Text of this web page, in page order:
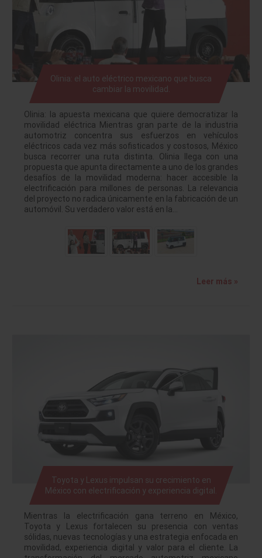
Olinia: el auto eléctrico mexicano que busca
cambiar la movilidad.
Olinia: la apuesta mexicana que quiere democratizar la
movilidad eléctrica Mientras gran parte de la industria
automotriz concentra sus esfuerzos en vehículos
eléctricos cada vez más sofisticados y costosos, México
busca recorrer una ruta distinta. Olinia llega con una
propuesta que apunta directamente a uno de los grandes
desafíos de la movilidad moderna: hacer accesible la
electrificación para millones de personas. La relevancia
del proyecto no radica únicamente en la fabricación de un
automóvil. Su verdadero valor está en la…
Leer más »
Toyota y Lexus impulsan su crecimiento en
México con electrificación y experiencia digital.
Mientras la electrificación gana terreno en México,
Toyota y Lexus fortalecen su presencia con ventas
sólidas, nuevas tecnologías y una estrategia enfocada en
movilidad, experiencia digital y valor para el cliente. La